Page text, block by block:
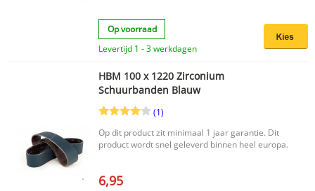
Op voorraad
Levertijd 1 - 3 werkdagen
HBM 100 x 1220 Zirconium
Schuurbanden Blauw
(1)
Op dit product zit minimaal 1 jaar garantie. Dit
product wordt snel geleverd binnen heel europa.
6,95